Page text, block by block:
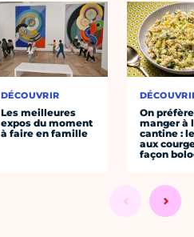
DÉCOUVRIR
Les meilleures
expos du moment
à faire en famille
On préfère
manger à
cantine :
aux
façon